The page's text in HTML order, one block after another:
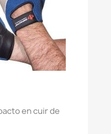
en cuir de